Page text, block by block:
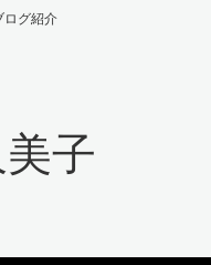
ログ紹介
子